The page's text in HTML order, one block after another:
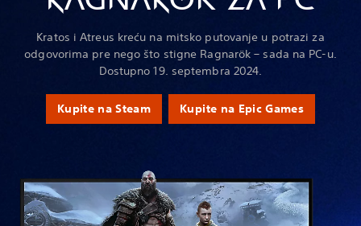
Kratos i Atreus kreću na mitsko putovanje u potrazi za
odgovorima pre nego što stigne Ragnarök – sada na PC-u.
Dostupno 19. septembra 2024.
Kupite na Steam Kupite na Epic Games